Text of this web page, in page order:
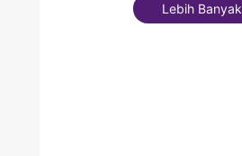
Lebih Banyak